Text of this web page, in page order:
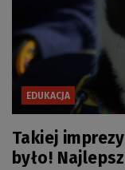
EDUKACJA
Takiej
było!